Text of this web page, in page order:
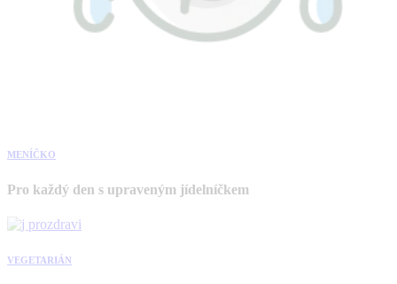
MENÍČKO
Pro každý den s upraveným jídelníčkem
VEGETARIÁN